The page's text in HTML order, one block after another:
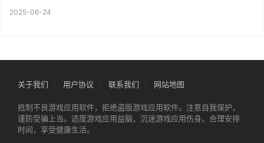
2025-06-24
关于我们 用户协议 联系我们 网站地图
抵制不良游戏应用软件，拒绝盗版游戏应用软件。注意自我保护，
谨防受骗上当。适度游戏应用益脑，沉迷游戏应用伤身。合理安排
时间，享受健康生活。